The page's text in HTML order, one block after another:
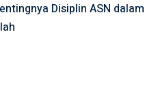
Disiplin ASN dalam